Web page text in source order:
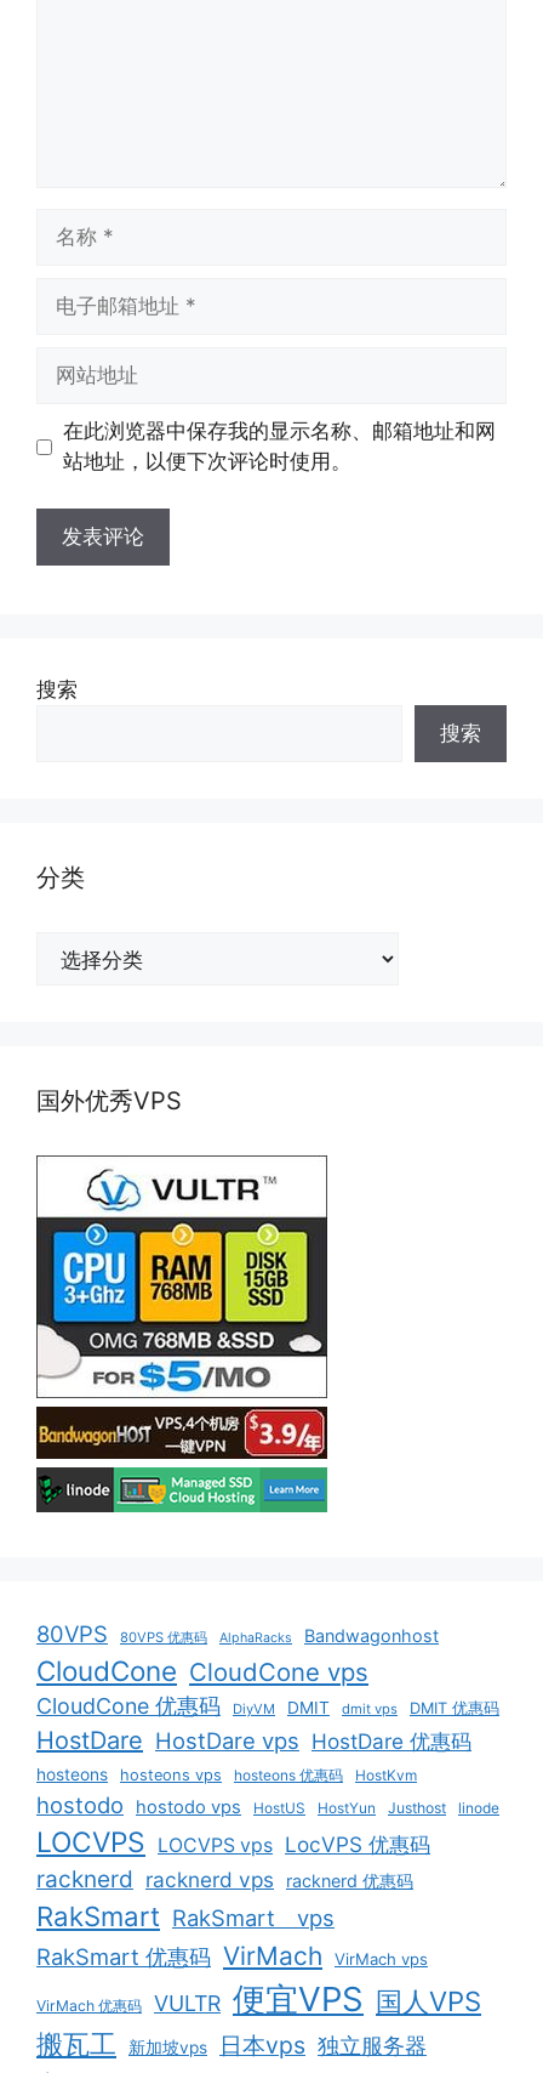
址
址
在此浏览器中保存我的显示名称、邮箱地址和网
站地址，以便下次评论时使用。
搜索
搜索
分类
国外优秀VPS
80VPS 80VPS 优惠码 AlphaRacks Bandwagonhost
CloudCone CloudCone vps
CloudCone 优惠码 DiyVM DMIT dmit vps DMIT 优惠码
HostDare HostDare vps HostDare 优惠码
hosteons hosteons vps hosteons 优惠码 HostKvm
hostodo hostodo vps HostUS HostYun Justhost linode
LOCVPS LOCVPS vps LocVPS 优惠码
racknerd racknerd vps racknerd 优惠码
RakSmart RakSmart vps
RakSmart 优惠码 VirMach VirMach vps
VirMach 优惠码 VULTR 便宜VPS 国人VPS
搬瓦工
新加坡vps 日本vps 独立服务器